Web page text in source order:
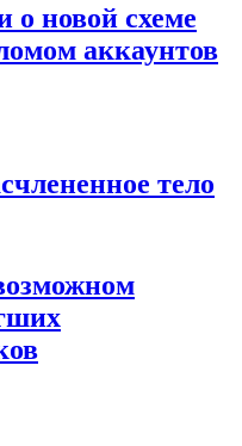
о новой схеме
аккаунтов
тело